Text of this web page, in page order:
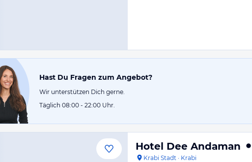
Hast Du Fragen zum Angebot?
Wir unterstützen Dich gerne.
Täglich 08:00 - 22:00 Uhr.
Hotel Dee Andaman
Krabi Stadt · Krabi